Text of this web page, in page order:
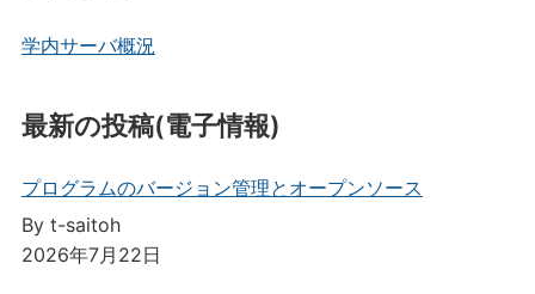
学内サーバ概況
最新の投稿(電子情報)
プログラムのバージョン管理とオープンソース
By t-saitoh
2026年7月22日